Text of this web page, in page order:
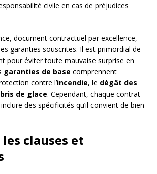
civile en cas de préjudices
document contractuel par excellence,
garanties souscrites. Il est primordial de
pour éviter toute mauvaise surprise en
garanties de base comprennent
contre l’incendie, le dégât des
bris de glace. Cependant, chaque contrat
des spécificités qu’il convient de bien
clauses et